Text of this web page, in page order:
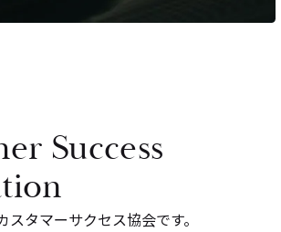
Success
タマーサクセス協会です。